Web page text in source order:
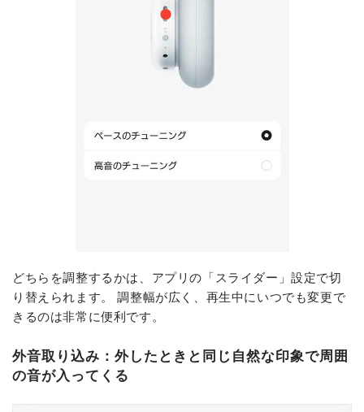
どちらを調整するかは、アプリの「スライダー」設定で切
り替えられます。 調整幅が広く、再生中にいつでも変更で
きるのは非常に便利です。
外音取り込み：外したときと同じ自然な印象で周囲
の音が入ってくる